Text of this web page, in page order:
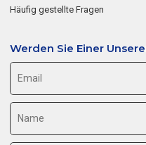
Häufig gestellte Fragen
Werden Sie Einer